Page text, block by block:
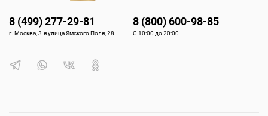
8 (499) 277-29-81
г. Москва, 3-я улица Ямского Поля, 28
8 (800) 600-98-85
С 10:00 до 20:00